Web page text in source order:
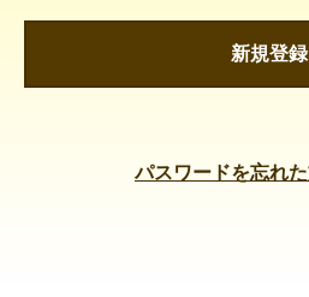
新規登録
パスワードを忘れ